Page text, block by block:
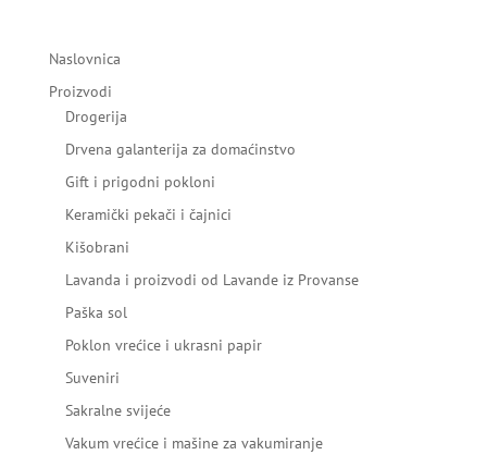
Naslovnica
Proizvodi
Drogerija
Drvena galanterija za domaćinstvo
Gift i prigodni pokloni
Keramički pekači i čajnici
Kišobrani
Lavanda i proizvodi od Lavande iz Provanse
Paška sol
Poklon vrećice i ukrasni papir
Suveniri
Sakralne svijeće
Vakum vrećice i mašine za vakumiranje